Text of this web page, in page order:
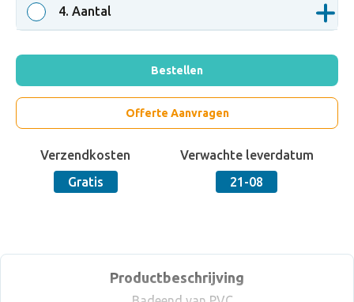
4. Aantal
Bestellen
Offerte Aanvragen
Verzendkosten
Gratis
Verwachte leverdatum
21-08
Productbeschrijving